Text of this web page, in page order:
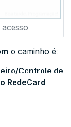
acesso
o caminho é:
Controle de
RedeCard